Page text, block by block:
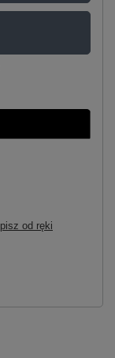
od ręki